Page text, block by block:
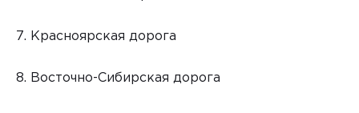
7. Красноярская дорога
8. Восточно-Сибирская дорога